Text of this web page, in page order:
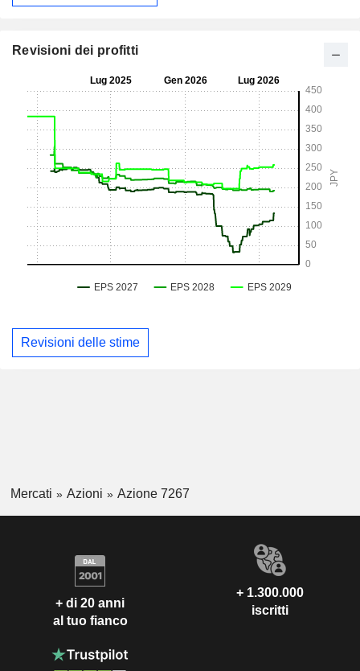
Revisioni dei profitti
Revisioni delle stime
Mercati Azioni Azione 7267
+ di 20 anni
al tuo fianco
+ 1.300.000
iscritti